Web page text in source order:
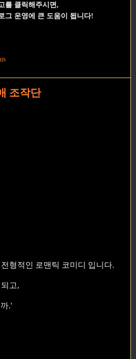
를 클릭해주시면,
그 운영에 큰 도움이 됩니다!
조작단
형적인 로맨틱 코미디 입니다.
고,
.'